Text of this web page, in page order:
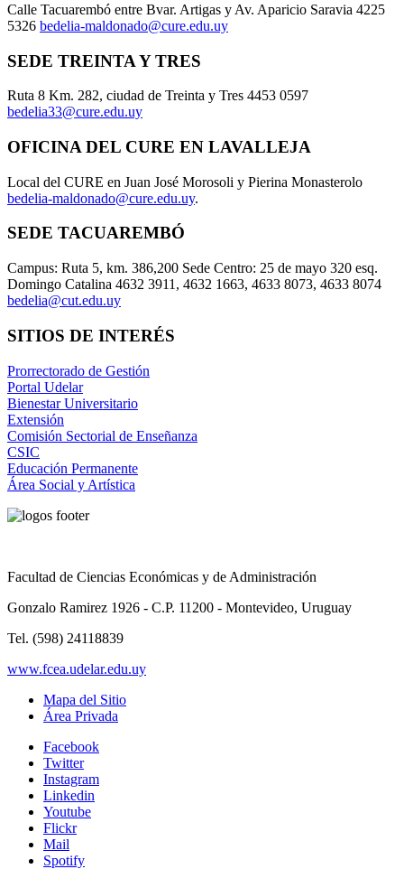
Calle Tacuarembó entre Bvar. Artigas y Av. Aparicio Saravia 4225
5326 bedelia-maldonado@cure.edu.uy
SEDE TREINTA Y TRES
Ruta 8 Km. 282, ciudad de Treinta y Tres 4453 0597
bedelia33@cure.edu.uy
OFICINA DEL CURE EN LAVALLEJA
Local del CURE en Juan José Morosoli y Pierina Monasterolo
bedelia-maldonado@cure.edu.uy.
SEDE TACUAREMBÓ
Campus: Ruta 5, km. 386,200 Sede Centro: 25 de mayo 320 esq.
Domingo Catalina 4632 3911, 4632 1663, 4633 8073, 4633 8074
bedelia@cut.edu.uy
SITIOS DE INTERÉS
Prorrectorado de Gestión
Portal Udelar
Bienestar Universitario
Extensión
Comisión Sectorial de Enseñanza
CSIC
Educación Permanente
Área Social y Artística
Facultad de Ciencias Económicas y de Administración
Gonzalo Ramirez 1926 - C.P. 11200 - Montevideo, Uruguay
Tel. (598) 24118839
www.fcea.udelar.edu.uy
Mapa del Sitio
Área Privada
Facebook
Twitter
Instagram
Linkedin
Youtube
Flickr
Mail
Spotify